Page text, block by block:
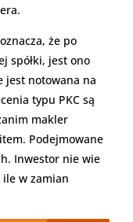
że po
spółki, jest ono
jest notowana na
typu PKC są
makler
Podejmowane
Inwestor nie wie
w zamian